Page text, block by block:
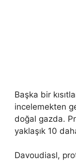
Başka bir
incelemekten
doğal gazda.
yaklaşık 10
Davoudiasl,